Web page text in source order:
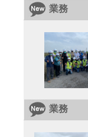
業務
業務